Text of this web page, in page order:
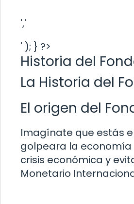
','
' ); } ?>
Historia del
La Historia del
El origen del
Imagínate que estás
golpeara la economía
crisis económica y
Monetario